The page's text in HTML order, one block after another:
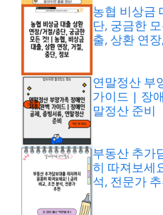
농협 비상금
단, 궁금한
출, 상환 연
연말정산 부
가이드 | 장
말정산 준비
부동산 추가
히 따져보세
석, 전문가